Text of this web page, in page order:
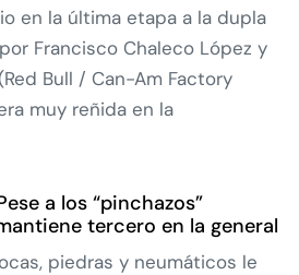
en la última etapa a la dupla
Francisco Chaleco López y
Bull / Can-Am Factory
muy reñida en la
a los “pinchazos”
tercero en la general
piedras y neumáticos le